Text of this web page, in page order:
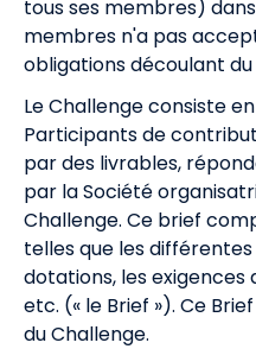
tous ses membres)
membres n'a pas
obligations découlant
Le Challenge consiste
Participants de
par des livrables,
par la Société
Challenge. Ce brief
telles que les
dotations, les exigences
etc. (« le Brief »). Ce
du Challenge.